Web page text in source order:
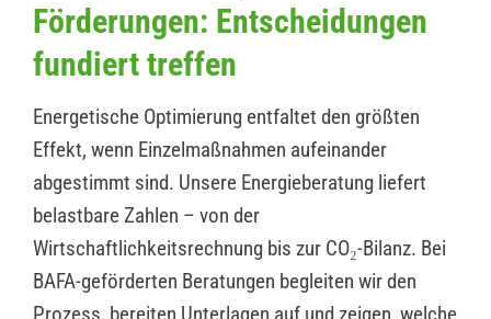
Förderungen: Entscheidungen
fundiert treffen
Energetische Optimierung entfaltet den größten
Effekt, wenn Einzelmaßnahmen aufeinander
abgestimmt sind. Unsere Energieberatung liefert
belastbare Zahlen – von der
Wirtschaftlichkeitsrechnung bis zur CO₂-Bilanz. Bei
BAFA-geförderten Beratungen begleiten wir den